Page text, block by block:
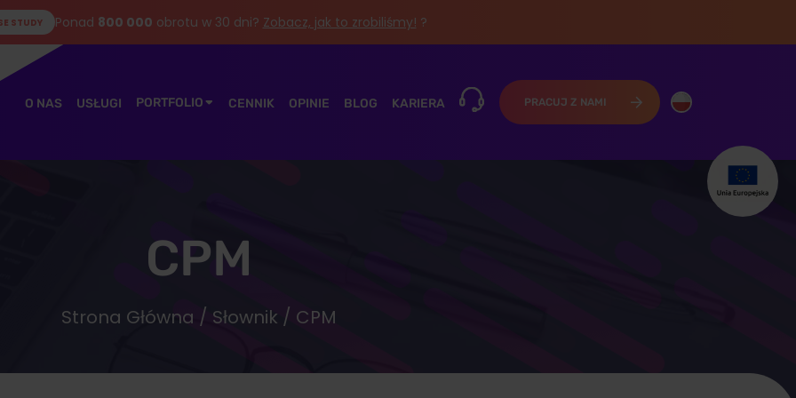
STUDY Ponad 800 000 obrotu w 30 dni? Zobacz, jak to zrobiliśmy! ?
O NAS USŁUGI PORTFOLIO CENNIK OPINIE BLOG KARIERA PRACUJ Z NAMI
CPM
Strona Główna / Słownik / CPM